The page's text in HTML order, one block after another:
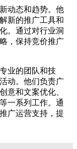
动态和趋势。他
新的推广工具和
。通过对行业洞
，保持竞价推广
业的团队和技
动。他们负责广
意和文案优化、
一系列工作。通
广运营支持，提